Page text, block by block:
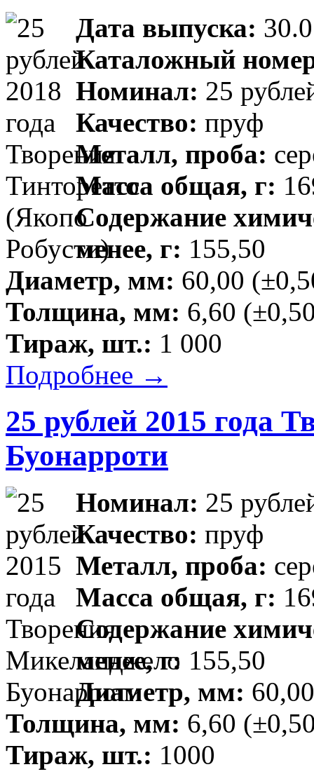
Дата выпуска:
Каталожный
Номинал: 25
Качество: пруф
Металл, проба:
Масса общая, г:
Содержание
менее, г: 155,50
Диаметр, мм: 60,00
Толщина, мм: 6,60
Тираж, шт.: 1 000
Подробнее →
25 рублей 2015 года
Буонарроти
Номинал: 25
Качество: пруф
Металл, проба:
Масса общая, г:
Содержание
менее, г: 155,50
Диаметр, мм:
Толщина, мм: 6,60
Тираж, шт.: 1000